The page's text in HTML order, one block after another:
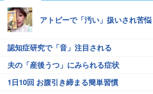
アトピーで「汚い」扱いされ苦悩
認知症研究で「音」注目される
夫の「産後うつ」にみられる症状
1日10回 お腹引き締まる簡単習慣